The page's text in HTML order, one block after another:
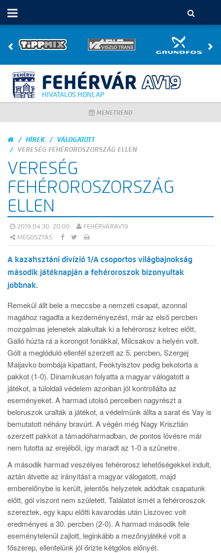
HIVATALOS HONLAP
MENETREND
HÍREK
VÁLOGATOTT
VERESÉG FEHÉROROSZORSZÁG ELLEN
VERESÉG
FEHÉROROSZORSZÁG
ELLEN
2019.04.30. 20:00
FEHÉRVÁRAV19
MEGOSZTÁS:
A kazahsztáni divízió 1/A csoportos világbajnokság
második játéknapján a fehéroroszok bizonyultak
jobbnak.
Remekül állt bele a meccsbe a nemzeti csapat, azonnal
magához ragadta a kezdeményezést, már az első percben
mozgalmas jelenetek alakultak ki a fehérorosz ketrec előtt,
Galló húzta rá a korongot fonákkal, Milcsakov a helyén volt.
Gólt a meglóduló ellenfél szerzett az 5. percben, Szergej
Maljavko bombája kipattant, Feoktyisztov pedig bekotorta a
pakkot (1-0). Dinamikusan folyatta a magyar válogatott a
játékot, a túloldali védelem azonban jól kontrollálta az
eseményeket. A harmad utolsó perceiben nagyrészt a
beloruszok uralták a játékot, a védelmünk állta a sarat és Vay is
bemutatott néhány bravúrt. A végén még Nagy Krisztián
szerzett pakkot a támadóharmadban, de pontos lövésre már
nem futotta az erejéből, így maradt az 1-0 a szünetre.
A második harmad veszélyes fehérorosz lehetőségekkel indult,
aztán átvette az irányítást a magyar válogatott, majd
emberelőnybe is került, jelentős helyzetek adódtak csapatunk
előtt, gól viszont nem született. Találatot ismét a fehéroroszok
szereztek, egy kapu előtti kavarodás után Liszovec volt
eredményes a 30. percben (2-0). A harmad második fele
eseménytelenül zajlott, leginkább a mezőnyjátéké volt a
főszerep, ellenfelünk jól őrizte kétgólos előnyét.